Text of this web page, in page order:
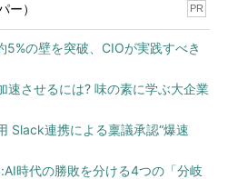
ー） PR
5%の壁を突破、CIOが実践すべき
速させるには? 味の素に学ぶ大企業
Slack連携による稟議承認“爆速
時代の勝敗を分ける4つの「分岐